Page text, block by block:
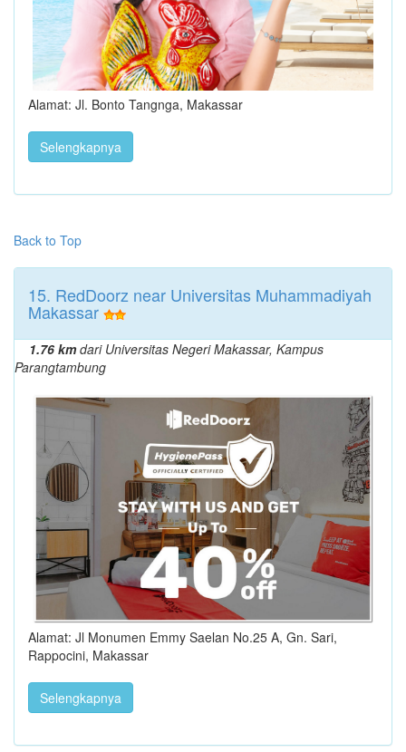
Alamat: Jl. Bonto Tangnga, Makassar
Selengkapnya
Back to Top
15. RedDoorz near Universitas Muhammadiyah
Makassar
1.76 kmdari Universitas Negeri Makassar, Kampus
Parangtambung
Alamat: Jl Monumen Emmy Saelan No.25 A, Gn. Sari,
Rappocini, Makassar
Selengkapnya